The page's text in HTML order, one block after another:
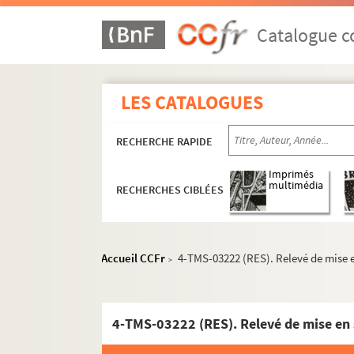
Catalogue
LES CATALOGUES
RECHERCHE RAPIDE
RECHERCHES CIBLÉES
Imprimés
multimédia
Accueil CCFr > 4-TMS-03222 (RES). Relevé de
4-TMS-03222 (RES). Relevé de mise
René Charles Guilbert de Pixérécourt,
André Sylvane. La layette : comédie en 3
Jean-François Regnard. Le légataire
Jean La Rode, Alévy. La légion étrangère :
Marivaux. Le legs : comédie en 1 acte. 1736
Fernand Nozière. Leïla : comédie en 3 actes.
Francis de Croisset, Maurice de Waleffe. Le
Jean Anouilh. Leocadia : comédie en 3 actes
Jean Sarment. Léopold le bien aimé : pièce
Armand Chaulieu et Henri Feugère. Lequel ?